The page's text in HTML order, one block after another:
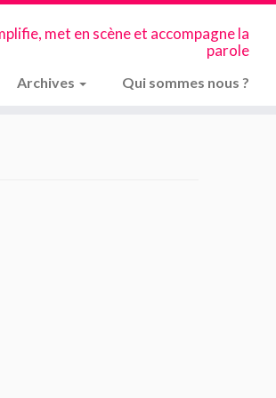
met en scène et accompagne la
parole
Archives Qui sommes nous ?